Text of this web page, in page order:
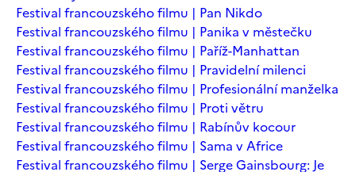
Festival francouzského filmu | Pan Nikdo
Festival francouzského filmu | Panika v městečku
Festival francouzského filmu | Paříž-Manhattan
Festival francouzského filmu | Pravidelní milenci
Festival francouzského filmu | Profesionální manželka
Festival francouzského filmu | Proti větru
Festival francouzského filmu | Rabínův kocour
Festival francouzského filmu | Sama v Africe
Festival francouzského filmu | Serge Gainsbourg: Je